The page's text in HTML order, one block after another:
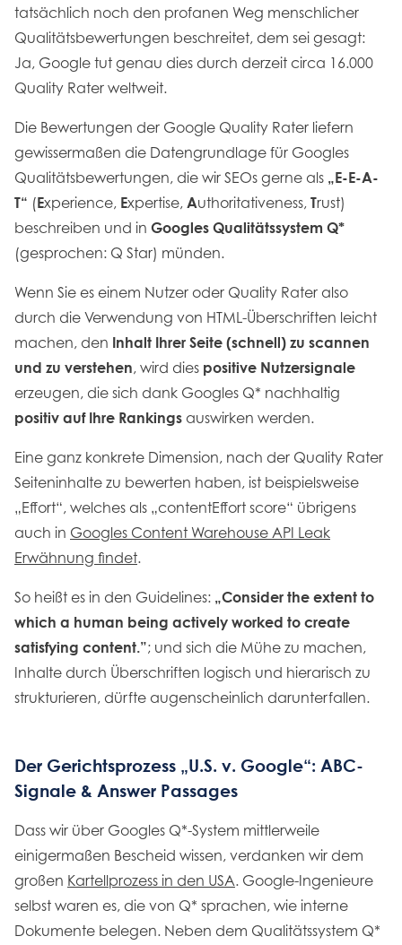
tatsächlich noch den profanen Weg menschlicher
Qualitätsbewertungen beschreitet, dem sei gesagt:
Ja, Google tut genau dies durch derzeit circa 16.000
Quality Rater weltweit.
Die Bewertungen der Google Quality Rater liefern
gewissermaßen die Datengrundlage für Googles
Qualitätsbewertungen, die wir SEOs gerne als „E-E-A-
T“ (Experience, Expertise, Authoritativeness, Trust)
beschreiben und in Googles Qualitätssystem Q*
(gesprochen: Q Star) münden.
Wenn Sie es einem Nutzer oder Quality Rater also
durch die Verwendung von HTML-Überschriften leicht
machen, den Inhalt Ihrer Seite (schnell) zu scannen
und zu verstehen, wird dies positive Nutzersignale
erzeugen, die sich dank Googles Q* nachhaltig
positiv auf Ihre Rankings auswirken werden.
Eine ganz konkrete Dimension, nach der Quality Rater
Seiteninhalte zu bewerten haben, ist beispielsweise
„Effort“, welches als „contentEffort score“ übrigens
auch in Googles Content Warehouse API Leak
Erwähnung findet.
So heißt es in den Guidelines: „Consider the extent to
which a human being actively worked to create
satisfying content.”; und sich die Mühe zu machen,
Inhalte durch Überschriften logisch und hierarisch zu
strukturieren, dürfte augenscheinlich darunterfallen.
Der Gerichtsprozess „U.S. v. Google“: ABC-
Signale & Answer Passages
Dass wir über Googles Q*-System mittlerweile
einigermaßen Bescheid wissen, verdanken wir dem
großen Kartellprozess in den USA. Google-Ingenieure
selbst waren es, die von Q* sprachen, wie interne
Dokumente belegen. Neben dem Qualitätssystem Q*